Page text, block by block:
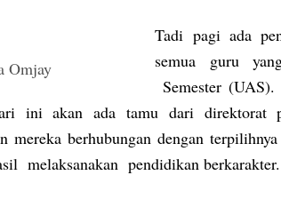
Omjay
Tadi pagi ada
semua guru
Semester
ini akan ada tamu dari direktorat
mereka berhubungan dengan
melaksanakan pendidikan berkarakter.